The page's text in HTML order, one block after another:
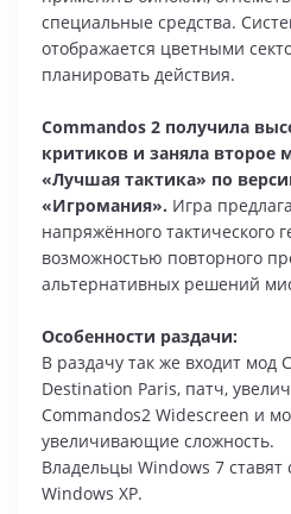
специальные средства.
отображается цветными
планировать действия.
Commandos 2 получила
критиков и заняла второе
«Лучшая тактика» по
«Игромания». Игра
напряжённого тактического
возможностью повторного
альтернативных решений
Особенности раздачи:
В раздачу так же входит мод
Destination Paris, патч,
Commandos2 Widescreen и
увеличивающие сложность.
Владельцы Windows 7 ставят
Windows XP.